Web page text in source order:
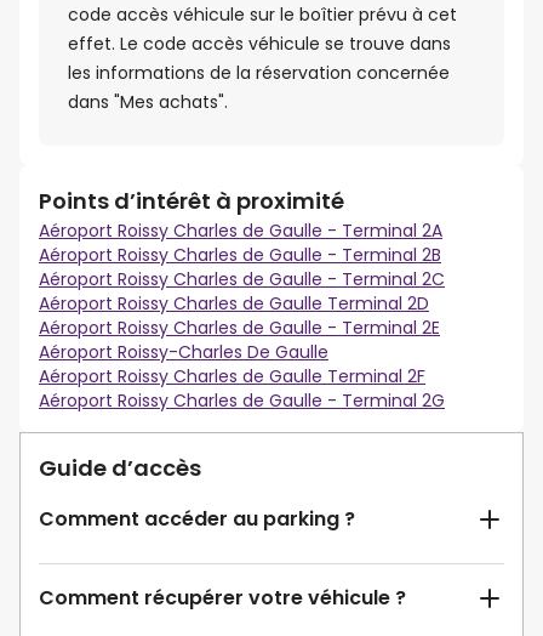
code accès véhicule sur le boîtier prévu à cet
effet. Le code accès véhicule se trouve dans
les informations de la réservation concernée
dans "Mes achats".
Points d’intérêt à proximité
Aéroport Roissy Charles de Gaulle - Terminal 2A
Aéroport Roissy Charles de Gaulle - Terminal 2B
Aéroport Roissy Charles de Gaulle - Terminal 2C
Aéroport Roissy Charles de Gaulle Terminal 2D
Aéroport Roissy Charles de Gaulle - Terminal 2E
Aéroport Roissy-Charles De Gaulle
Aéroport Roissy Charles de Gaulle Terminal 2F
Aéroport Roissy Charles de Gaulle - Terminal 2G
Guide d’accès
Comment accéder au parking ?
Comment récupérer votre véhicule ?